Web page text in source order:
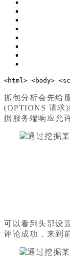
<html> <body> <
抓包分析会先给
(OPTIONS 请求
据服务端响应允
可以看到头部设
评论成功，来到